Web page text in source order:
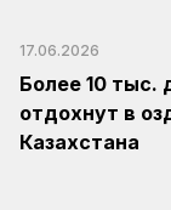
17.06.2026
Более 10 тыс.
отдохнут в
Казахстана